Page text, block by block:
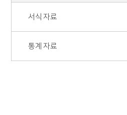
서식 자료
통계 자료